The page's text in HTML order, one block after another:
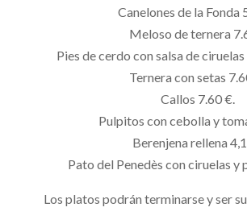
Canelones de la Fonda
Meloso de ternera
Pies de cerdo con salsa de
Ternera con setas
Callos 7.60 €.
Pulpitos con cebolla y
Berenjena rellena
Pato del Penedès con ciruelas y
Los platos podrán terminarse y ser